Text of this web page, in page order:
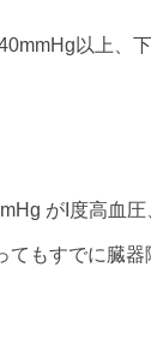
以上
がI度高血
もすでに臓